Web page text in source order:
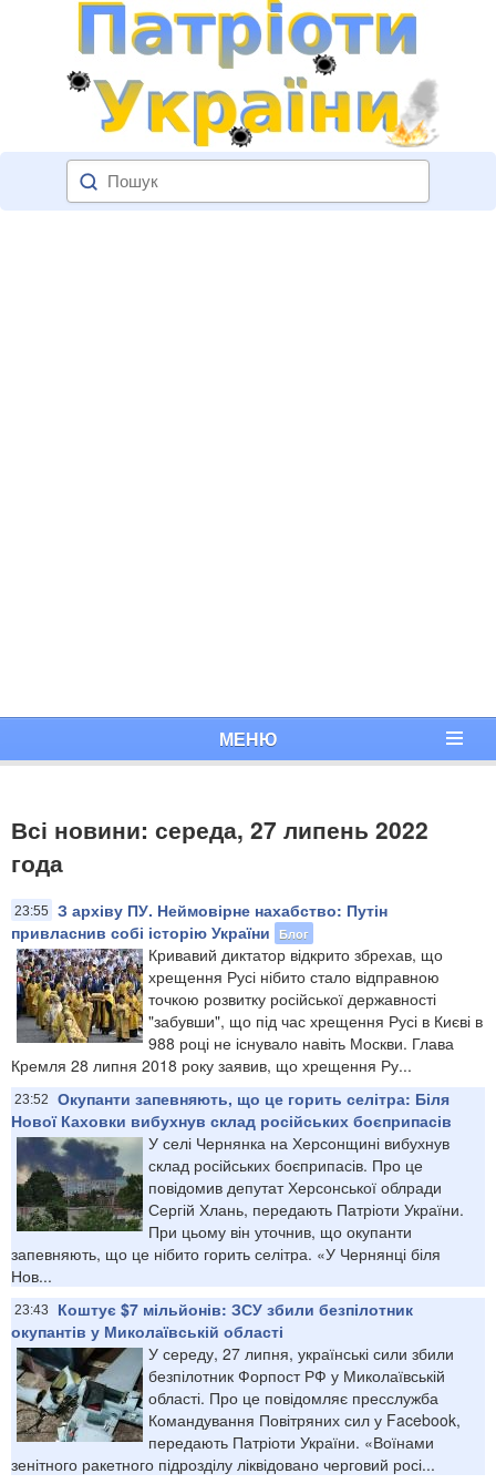
МЕНЮ
Всі новини: середа, 27 липень 2022
года
23:55
З архіву ПУ. Неймовірне нахабство: Путін
привласнив собі історію України
Блог
Кривавий диктатор відкрито збрехав, що
хрещення Русі нібито стало відправною
точкою розвитку російської державності
"забувши", що під час хрещення Русі в Києві в
988 році не існувало навіть Москви. Глава
Кремля 28 липня 2018 року заявив, що хрещення Ру...
23:52
Окупанти запевняють, що це горить селітра: Біля
Нової Каховки вибухнув склад російських боєприпасів
У селі Чернянка на Херсонщині вибухнув
склад російських боєприпасів. Про це
повідомив депутат Херсонської облради
Сергій Хлань, передають Патріоти України.
При цьому він уточнив, що окупанти
запевняють, що це нібито горить селітра. «У Чернянці біля
Нов...
23:43
Коштує $7 мільйонів: ЗСУ збили безпілотник
окупантів у Миколаївській області
У середу, 27 липня, українські сили збили
безпілотник Форпост РФ у Миколаївській
області. Про це повідомляє пресслужба
Командування Повітряних сил у Facebook,
передають Патріоти України. «Воїнами
зенітного ракетного підрозділу ліквідовано черговий росі...